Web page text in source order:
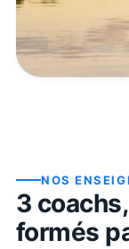
NOS
3 coachs
formés